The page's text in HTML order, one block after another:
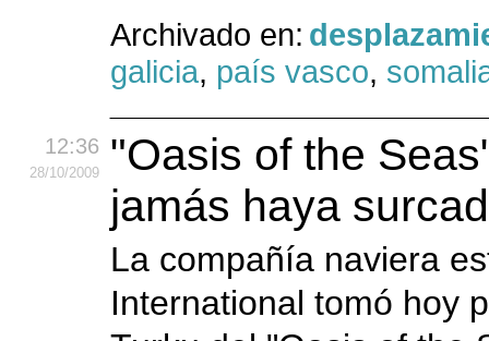
Archivado en:
galicia, país vasco,
12:36
28/10/2009
"Oasis of the
jamás haya
La compañía naviera
International tomó hoy